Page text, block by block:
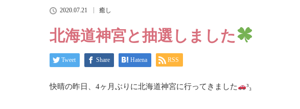
2020.07.21 癒し
北海道神宮と抽選しました
Tweet Share Hatena RSS
快晴の昨日、4ヶ月ぶりに北海道神宮に行ってきました ³₃